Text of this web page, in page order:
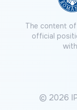
The content
official
© 2026